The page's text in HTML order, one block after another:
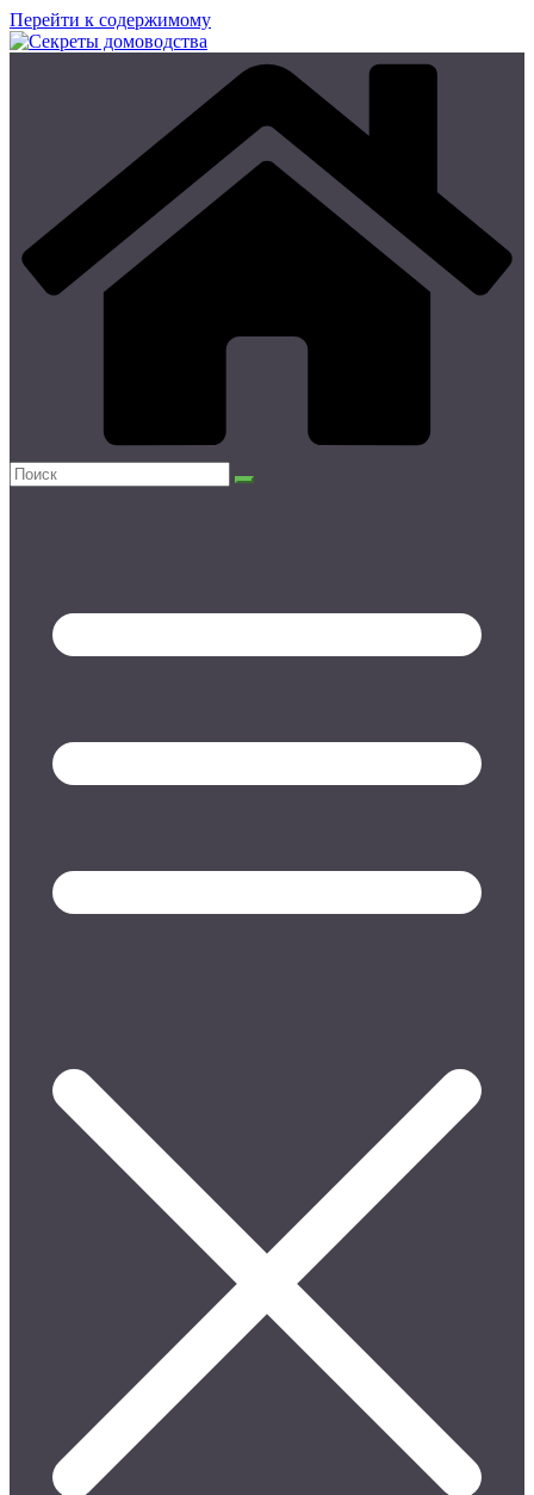
Перейти к содержимому